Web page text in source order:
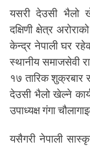
यसरी देउसी भैलो
दक्षिणी क्षेत्र
केन्द्र नेपाली घर
स्थानीय समाजसेवी
१७ तारिक शुक्रबार
देउसी भैलो खेल्ने
उपाध्यक्ष गंगा
यसैगरी नेपाली